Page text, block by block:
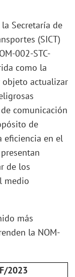
Secretaría de
(SICT)
002-STC-
como la
actualizar
comunicación
de
eficiencia en el
de los
medio
más
la NOM-
2023